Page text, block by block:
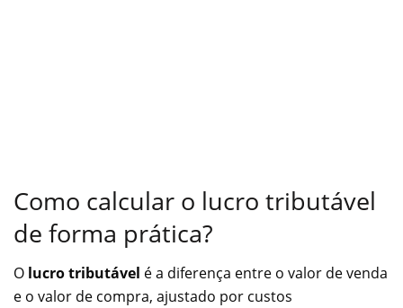
Como calcular o lucro tributável
de forma prática?
O lucro tributável é a diferença entre o valor de venda
e o valor de compra, ajustado por custos